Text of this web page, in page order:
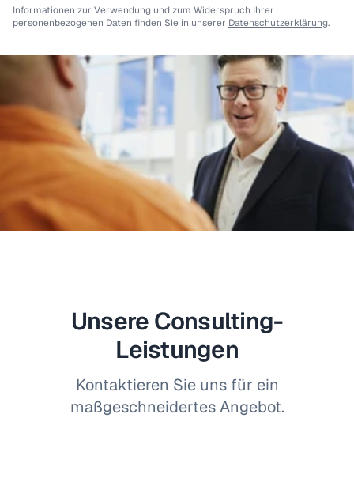
Informationen zur Verwendung und zum Widerspruch Ihrer
personenbezogenen Daten finden Sie in unserer Datenschutzerklärung.
Unsere Consulting-
Leistungen
Kontaktieren Sie uns für ein
maßgeschneidertes Angebot.